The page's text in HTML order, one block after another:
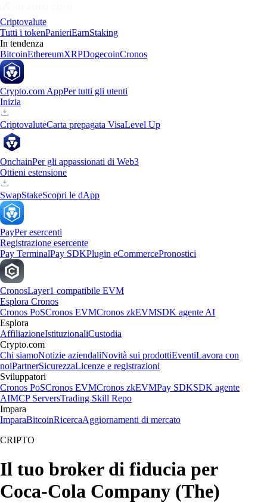
Criptovalute
Tutti i tokenPanieriEarnStaking
In tendenza
BitcoinEthereumXRPDogecoinCronos
Crypto.com AppPer tutti gli utenti
Inizia
CriptovaluteCarta prepagata VisaLevel Up
OnchainPer gli appassionati di Web3
Ottieni estensione
SwapStakeScopri le dApp
PayPer esercenti
Registrazione esercente
Pay TerminalPay SDKPlugin eCommercePronostici
CronosLayer1 compatibile EVM
Esplora Cronos
Cronos PoSCronos EVMCronos zkEVMSDK agente AI
Esplora
AffiliazioneIstituzionaliCustodia
Crypto.com
Chi siamoNotizie aziendaliNovità sui prodottiEventiLavora con
noiPartnerSicurezzaLicenze e registrazioni
Sviluppatori
Cronos PoSCronos EVMCronos zkEVMPay SDKSDK agente
AIMCP ServersTrading Skill Repo
Impara
ImparaBitcoinRicercaAggiornamenti di mercato
CRIPTO
Il tuo broker di fiducia per
Coca-Cola Company (The)